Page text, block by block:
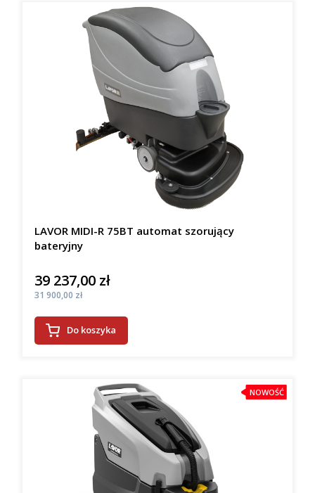
LAVOR MIDI-R 75BT automat szorujący
bateryjny
Cena
39 237,00 zł
Cena
31 900,00 zł
Do koszyka
NOWOŚĆ